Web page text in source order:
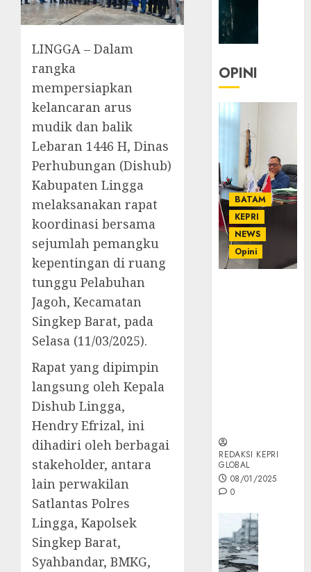
LINGGA – Dalam
rangka
mempersiapkan
kelancaran arus
mudik dan balik
Lebaran 1446 H, Dinas
Perhubungan (Dishub)
Kabupaten Lingga
melaksanakan rapat
koordinasi bersama
sejumlah pemangku
kepentingan di ruang
tunggu Pelabuhan
Jagoh, Kecamatan
Singkep Barat, pada
Selasa (11/03/2025).
Rapat yang dipimpin
langsung oleh Kepala
Dishub Lingga,
Hendry Efrizal, ini
dihadiri oleh berbagai
stakeholder, antara
lain perwakilan
Satlantas Polres
Lingga, Kapolsek
Singkep Barat,
Syahbandar, BMKG,
OPINI
BATAM
KEPRI
NEWS
Opini
REDAKSI KEPRI
GLOBAL
08/01/2025
0